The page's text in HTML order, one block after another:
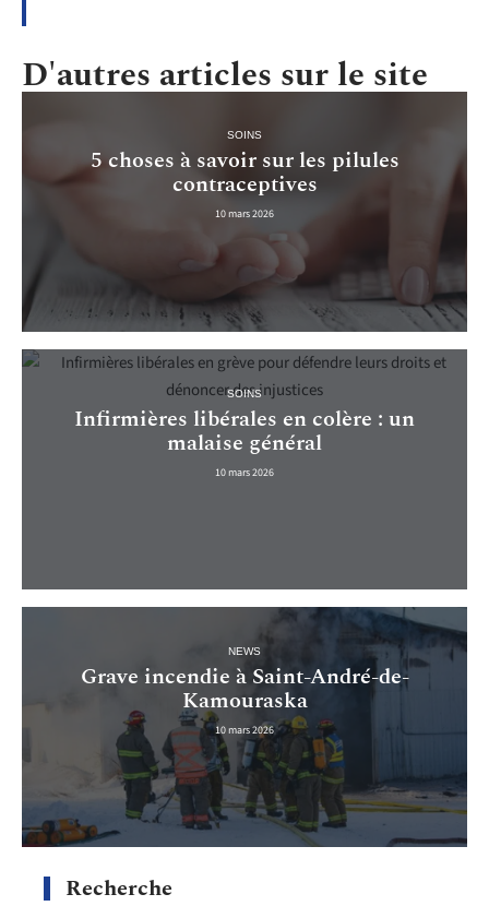
D'autres articles sur le site
SOINS
5 choses à savoir sur les pilules
contraceptives
10 mars 2026
SOINS
Infirmières libérales en colère : un
malaise général
10 mars 2026
NEWS
Grave incendie à Saint-André-de-
Kamouraska
10 mars 2026
Recherche